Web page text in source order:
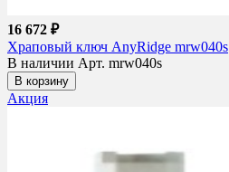
16 672 ₽
Храповый ключ AnyRidge mrw040s
В наличии Арт. mrw040s
В корзину
Акция